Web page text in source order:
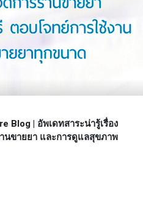
Blog | อัพเดทสาระน่ารู้เรื่อง
นขายยา และการดูแลสุขภาพ